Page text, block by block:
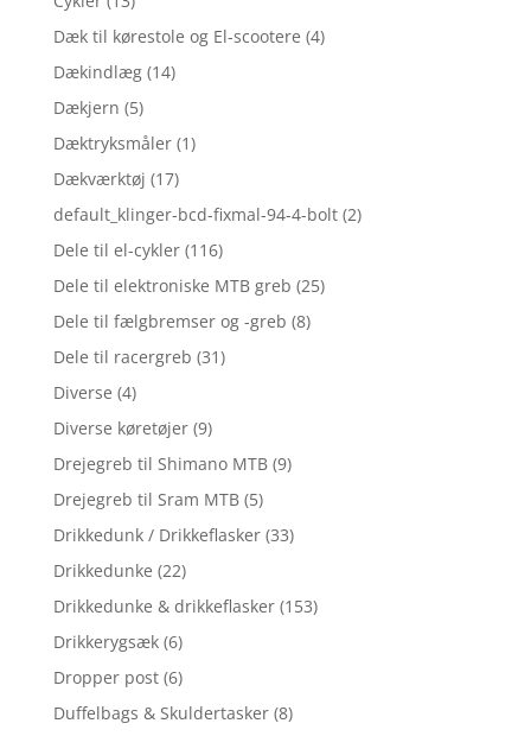
Dæk til kørestole og El-scootere (4)
Dækindlæg (14)
Dækjern (5)
Dæktryksmåler (1)
Dækværktøj (17)
default_klinger-bcd-fixmal-94-4-bolt (2)
Dele til el-cykler (116)
Dele til elektroniske MTB greb (25)
Dele til fælgbremser og -greb (8)
Dele til racergreb (31)
Diverse (4)
Diverse køretøjer (9)
Drejegreb til Shimano MTB (9)
Drejegreb til Sram MTB (5)
Drikkedunk / Drikkeflasker (33)
Drikkedunke (22)
Drikkedunke & drikkeflasker (153)
Drikkerygsæk (6)
Dropper post (6)
Duffelbags & Skuldertasker (8)